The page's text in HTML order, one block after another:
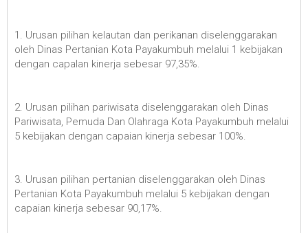
1. Urusan pilihan kelautan dan perikanan diselenggarakan
oleh Dinas Pertanian Kota Payakumbuh melalui 1 kebijakan
dengan capalan kinerja sebesar 97,35%.
2. Urusan pilihan pariwisata diselenggarakan oleh Dinas
Pariwisata, Pemuda Dan Olahraga Kota Payakumbuh melalui
5 kebijakan dengan capaian kinerja sebesar 100%.
3. Urusan pilihan pertanian diselenggarakan oleh Dinas
Pertanian Kota Payakumbuh melalui 5 kebijakan dengan
capaian kinerja sebesar 90,17%.